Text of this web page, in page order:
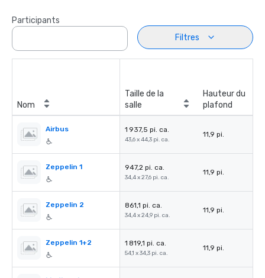
Participants
Filtres
Nom
Taille de la
salle
Hauteur du
plafond
Airbus 1 937,5 pi. ca.
43,6 x 44,3 pi. ca.
11,9 pi.
Zeppelin 1 947,2 pi. ca.
34,4 x 27,6 pi. ca.
11,9 pi.
Zeppelin 2 861,1 pi. ca.
34,4 x 24,9 pi. ca.
11,9 pi.
Zeppelin 1+2 1 819,1 pi. ca.
54,1 x 34,3 pi. ca.
11,9 pi.